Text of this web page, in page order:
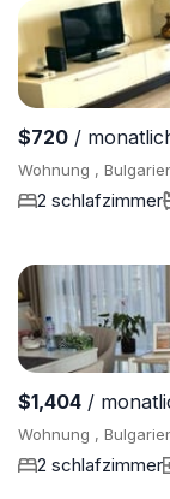
$720 /
Wohnung ,
2 schlafzimmer
$1,404 /
Wohnung ,
2 schlafzimmer